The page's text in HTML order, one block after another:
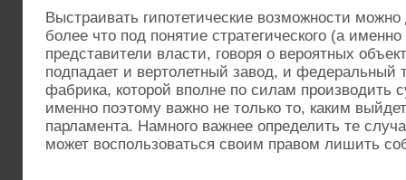
Выстраивать гипотетические возможности
более что под понятие стратегического (а
представители власти, говоря о вероятных
подпадает и вертолетный завод, и федеральный
фабрика, которой вполне по силам производить
именно поэтому важно не только то, каким
парламента. Намного важнее определить те
может воспользоваться своим правом лишить